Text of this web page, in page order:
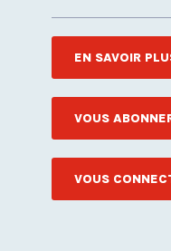
EN SAVOIR
VOUS
VOUS